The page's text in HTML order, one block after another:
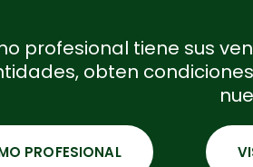
profesional tiene sus
obten
PROFESIONAL